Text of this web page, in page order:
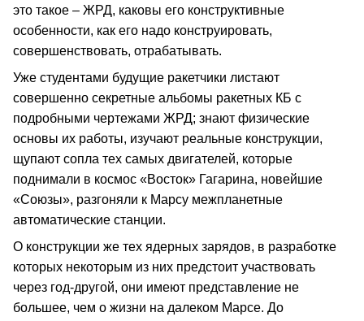
это такое – ЖРД, каковы его конструктивные
особенности, как его надо конструировать,
совершенствовать, отрабатывать.
Уже студентами будущие ракетчики листают
совершенно секретные альбомы ракетных КБ с
подробными чертежами ЖРД; знают физические
основы их работы, изучают реальные конструкции,
щупают сопла тех самых двигателей, которые
поднимали в космос «Восток» Гагарина, новейшие
«Союзы», разгоняли к Марсу межпланетные
автоматические станции.
О конструкции же тех ядерных зарядов, в разработке
которых некоторым из них предстоит участвовать
через год-другой, они имеют представление не
большее, чем о жизни на далеком Марсе. До